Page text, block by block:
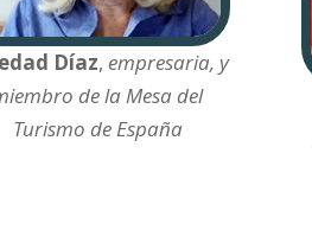
Díaz, empresaria, y
de la Mesa del
Turismo de España